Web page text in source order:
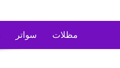
مظلات سواتر